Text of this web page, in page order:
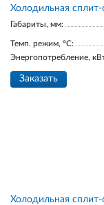
Холодильная
Габариты, мм:
Темп. режим, °С:
Энергопотребление,
Заказать
Холодильная